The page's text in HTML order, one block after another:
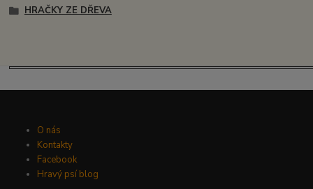
HRAČKY ZE DŘEVA
O nás
Kontakty
Facebook
Hravý psí blog